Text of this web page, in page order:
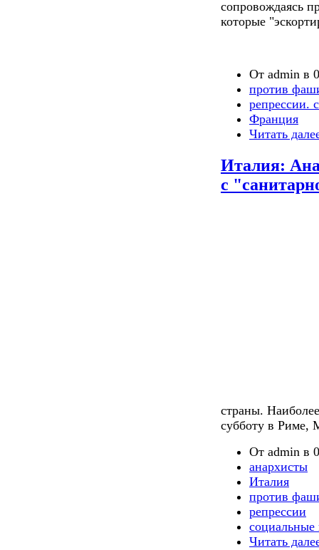
сопровождаясь
которые
От admin в
против
репрессии.
Франция
Читать
Италия:
с
страны.
субботу в Риме,
От admin в
анархисты
Италия
против
репрессии
социальные
Читать